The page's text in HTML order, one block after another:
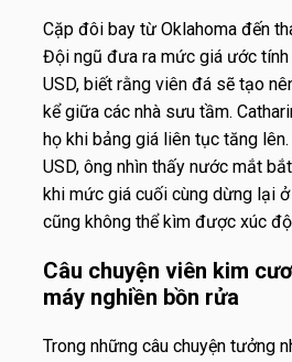
Cặp đôi bay từ Oklahoma đến
Đội ngũ đưa ra mức giá ước
USD, biết rằng viên đá sẽ tạo
kể giữa các nhà sưu tầm.
họ khi bảng giá liên tục tăng
USD, ông nhìn thấy nước mắt
khi mức giá cuối cùng dừng lại
cũng không thể kìm được xúc
Câu chuyện viên kim
máy nghiền bồn rửa
Trong những câu chuyện tưởng